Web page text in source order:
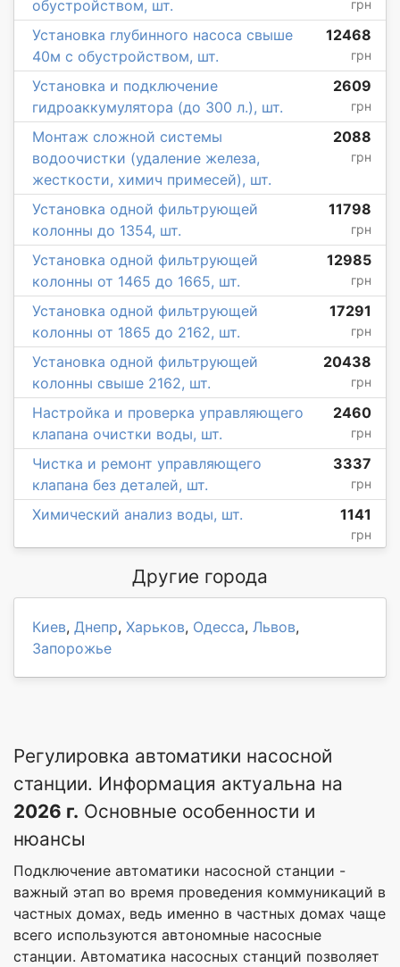
обустройством, шт. грн
Установка глубинного насоса свыше
40м с обустройством, шт.
12468
грн
Установка и подключение
гидроаккумулятора (до 300 л.), шт.
2609
грн
Монтаж сложной системы
водоочистки (удаление железа,
жесткости, химич примесей), шт.
2088
грн
Установка одной фильтрующей
колонны до 1354, шт.
11798
грн
Установка одной фильтрующей
колонны от 1465 до 1665, шт.
12985
грн
Установка одной фильтрующей
колонны от 1865 до 2162, шт.
17291
грн
Установка одной фильтрующей
колонны свыше 2162, шт.
20438
грн
Настройка и проверка управляющего
клапана очистки воды, шт.
2460
грн
Чистка и ремонт управляющего
клапана без деталей, шт.
3337
грн
Химический анализ воды, шт. 1141
грн
Другие города
Киев, Днепр, Харьков, Одесса, Львов,
Запорожье
Регулировка автоматики насосной
станции. Информация актуальна на
2026 г. Основные особенности и
нюансы
Подключение автоматики насосной станции -
важный этап во время проведения коммуникаций в
частных домах, ведь именно в частных домах чаще
всего используются автономные насосные
станции. Автоматика насосных станций позволяет